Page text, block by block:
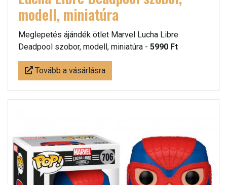
modell, miniatúra
Meglepetés ájándék ötlet Marvel Lucha Libre
Deadpool szobor, modell, miniatúra - 5990 Ft
Tovább a vásárlásra